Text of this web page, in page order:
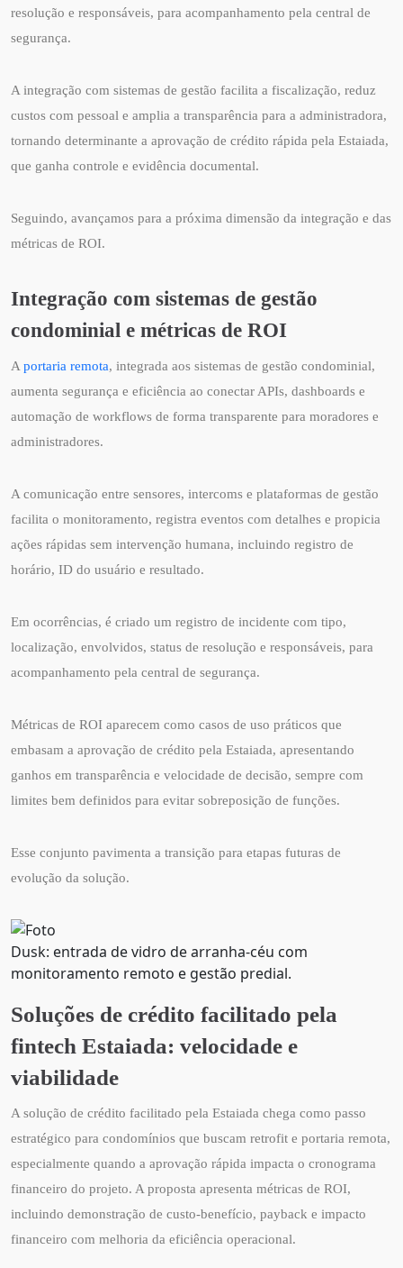
resolução e responsáveis, para acompanhamento pela central de
segurança.
A integração com sistemas de gestão facilita a fiscalização, reduz
custos com pessoal e amplia a transparência para a administradora,
tornando determinante a aprovação de crédito rápida pela Estaiada,
que ganha controle e evidência documental.
Seguindo, avançamos para a próxima dimensão da integração e das
métricas de ROI.
Integração com sistemas de gestão
condominial e métricas de ROI
A portaria remota, integrada aos sistemas de gestão condominial,
aumenta segurança e eficiência ao conectar APIs, dashboards e
automação de workflows de forma transparente para moradores e
administradores.
A comunicação entre sensores, intercoms e plataformas de gestão
facilita o monitoramento, registra eventos com detalhes e propicia
ações rápidas sem intervenção humana, incluindo registro de
horário, ID do usuário e resultado.
Em ocorrências, é criado um registro de incidente com tipo,
localização, envolvidos, status de resolução e responsáveis, para
acompanhamento pela central de segurança.
Métricas de ROI aparecem como casos de uso práticos que
embasam a aprovação de crédito pela Estaiada, apresentando
ganhos em transparência e velocidade de decisão, sempre com
limites bem definidos para evitar sobreposição de funções.
Esse conjunto pavimenta a transição para etapas futuras de
evolução da solução.
Dusk: entrada de vidro de arranha‑céu com
monitoramento remoto e gestão predial.
Soluções de crédito facilitado pela
fintech Estaiada: velocidade e
viabilidade
A solução de crédito facilitado pela Estaiada chega como passo
estratégico para condomínios que buscam retrofit e portaria remota,
especialmente quando a aprovação rápida impacta o cronograma
financeiro do projeto. A proposta apresenta métricas de ROI,
incluindo demonstração de custo-benefício, payback e impacto
financeiro com melhoria da eficiência operacional.